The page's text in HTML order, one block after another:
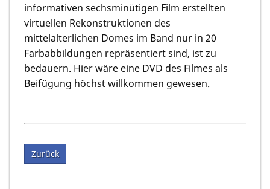
informativen sechsminütigen Film erstellten
virtuellen Rekonstruktionen des
mittelalterlichen Domes im Band nur in 20
Farbabbildungen repräsentiert sind, ist zu
bedauern. Hier wäre eine DVD des Filmes als
Beifügung höchst willkommen gewesen.
Zurück